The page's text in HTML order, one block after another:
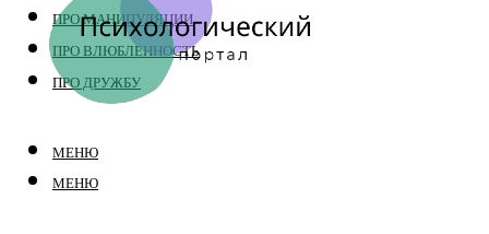
ПРО МАНИПУЛЯЦИИ
ПРО ВЛЮБЛЕННОСТЬ
ПРО ДРУЖБУ
МЕНЮ
МЕНЮ